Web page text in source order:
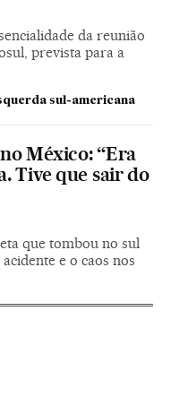
da reunião
prevista para a
sul-americana
México: “Era
Tive que sair do
que tombou no sul
e o caos nos